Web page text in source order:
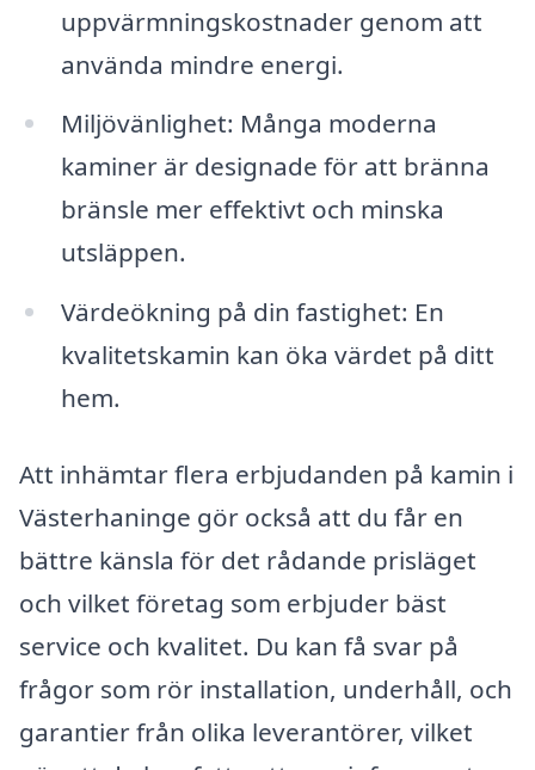
uppvärmningskostnader genom att
använda mindre energi.
Miljövänlighet: Många moderna
kaminer är designade för att bränna
bränsle mer effektivt och minska
utsläppen.
Värdeökning på din fastighet: En
kvalitetskamin kan öka värdet på ditt
hem.
Att inhämtar flera erbjudanden på kamin i
Västerhaninge gör också att du får en
bättre känsla för det rådande prisläget
och vilket företag som erbjuder bäst
service och kvalitet. Du kan få svar på
frågor som rör installation, underhåll, och
garantier från olika leverantörer, vilket